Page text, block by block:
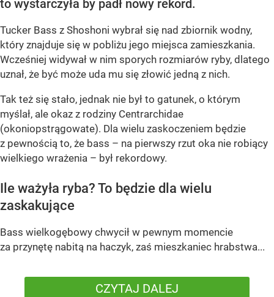
to wystarczyła by padł nowy rekord.
Tucker Bass z Shoshoni wybrał się nad zbiornik wodny,
który znajduje się w pobliżu jego miejsca zamieszkania.
Wcześniej widywał w nim sporych rozmiarów ryby, dlatego
uznał, że być może uda mu się złowić jedną z nich.
Tak też się stało, jednak nie był to gatunek, o którym
myślał, ale okaz z rodziny Centrarchidae
(okoniopstrągowate). Dla wielu zaskoczeniem będzie
z pewnością to, że bass – na pierwszy rzut oka nie robiący
wielkiego wrażenia – był rekordowy.
Ile ważyła ryba? To będzie dla wielu
zaskakujące
Bass wielkogębowy chwycił w pewnym momencie
za przynętę nabitą na haczyk, zaś mieszkaniec hrabstwa...
CZYTAJ DALEJ